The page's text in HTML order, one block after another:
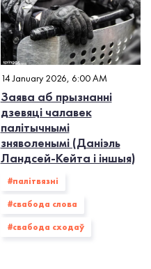
14 January 2026, 6:00 AM
Заява аб прызнанні
дзевяці чалавек
палітычнымі
зняволенымі (Даніэль
Ландсей-Кейта і іншыя)
#палiтвязнi
#свабода слова
#свабода сходаў